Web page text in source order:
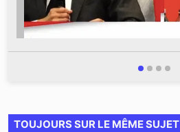
TOUJOURS SUR LE MÊME SUJET